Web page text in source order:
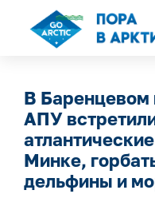
В Баренцевом
АПУ
Минке,
дельфины и